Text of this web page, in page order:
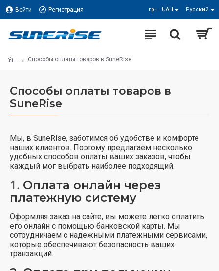
Войти Регистрация грн. UAH Русский
Способы оплаты товаров в SuneRise
Способы оплаты товаров в
SuneRise
Мы, в SuneRise, заботимся об удобстве и комфорте
наших клиентов. Поэтому предлагаем несколько
удобных способов оплаты ваших заказов, чтобы
каждый мог выбрать наиболее подходящий.
1. Оплата онлайн через
платежную систему
Оформляя заказ на сайте, вы можете легко оплатить
его онлайн с помощью банковской карты. Мы
сотрудничаем с надежными платежными сервисами,
которые обеспечивают безопасность ваших
транзакций.